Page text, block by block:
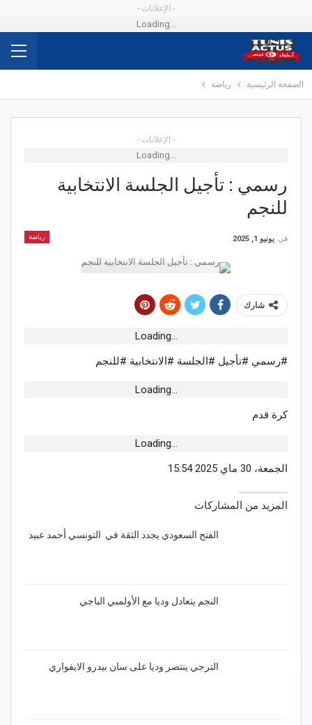
- الإعلانات -
Loading...
الصفحة الرئيسية رياضة
- الإعلانات -
Loading...
رسمي : تأجيل الجلسة الانتخابية
للنجم
رياضة في يونيو 1, 2025
شارك
Loading...
#رسمي #تأجيل #الجلسة #الانتخابية #للنجم
Loading...
كرة قدم
Loading...
الجمعة، 30 ماي 2025 15:54
المزيد من المشاركات
الفتح السعودي يجدد الثقة في التونسي أحمد عبيد
النجم يتعادل وديا مع الأولمبي الباجي
الترجي ينتصر وديا على سان بيدرو الايفواري